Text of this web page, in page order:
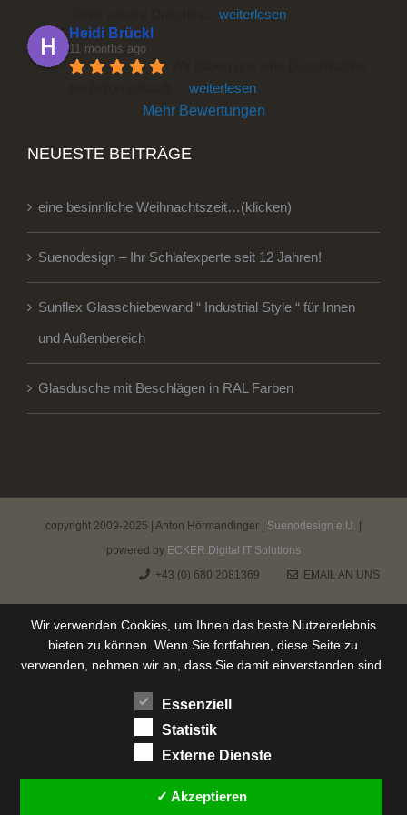
weiterlesen
Heidi Brückl
11 months ago
weiterlesen
Mehr Bewertungen
NEUESTE BEITRÄGE
eine besinnliche Weihnachtszeit…(klicken)
Suenodesign – Ihr Schlafexperte seit 12 Jahren!
Sunflex Glasschiebewand “ Industrial Style “ für Innen
und Außenbereich
Glasdusche mit Beschlägen in RAL Farben
copyright 2009-2025 | Anton Hörmandinger | Suenodesign e.U.
powered by ECKER.Digital IT Solutions
+43 (0) 680 2081369
EMAIL AN UNS
Wir verwenden Cookies, um Ihnen das beste Nutzererlebnis
bieten zu können. Wenn Sie fortfahren, diese Seite zu
verwenden, nehmen wir an, dass Sie damit einverstanden sind.
Essenziell
Statistik
Externe Dienste
✓ Akzeptieren